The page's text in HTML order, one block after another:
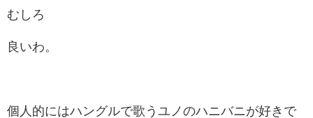
むしろ
良いわ。
個人的にはハングルで歌うユノのハニバニが好きで